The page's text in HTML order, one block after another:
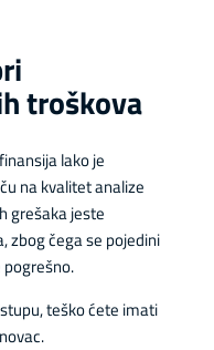
troškova
lako je
na kvalitet analize
grešaka jeste
zbog čega se pojedini
teško ćete imati